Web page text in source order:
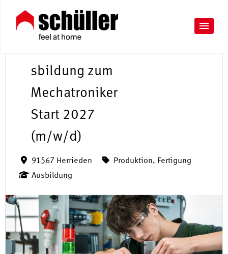
sbildung zum
Mechatroniker
Start 2027
(m/w/d)
91567 Herrieden
Ausbildung
Produktion, Fertigung